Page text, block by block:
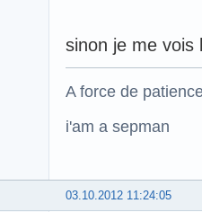
sinon je me vois
A force de
i'am a sepman
03.10.2012 11:24:05